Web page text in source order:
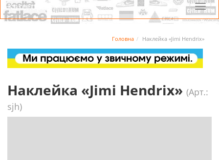
Категорії
Головна Наклейка «Jimi Hendrix»
Наклейка «Jimi Hendrix» (Арт.:
sjh)